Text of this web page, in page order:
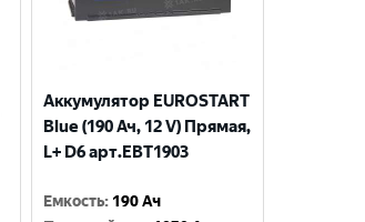
Аккумулятор EUROSTART
Blue (190 Ач, 12 V) Прямая,
L+ D6 арт.EBT1903
Емкость: 190 Ач